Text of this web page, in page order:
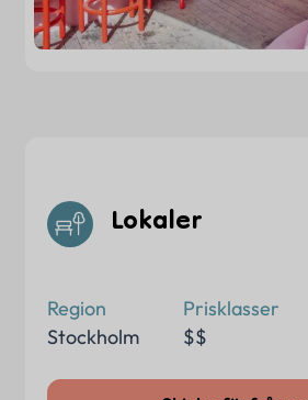
Lokaler
Region
Stockholm
Prisklasser
$$